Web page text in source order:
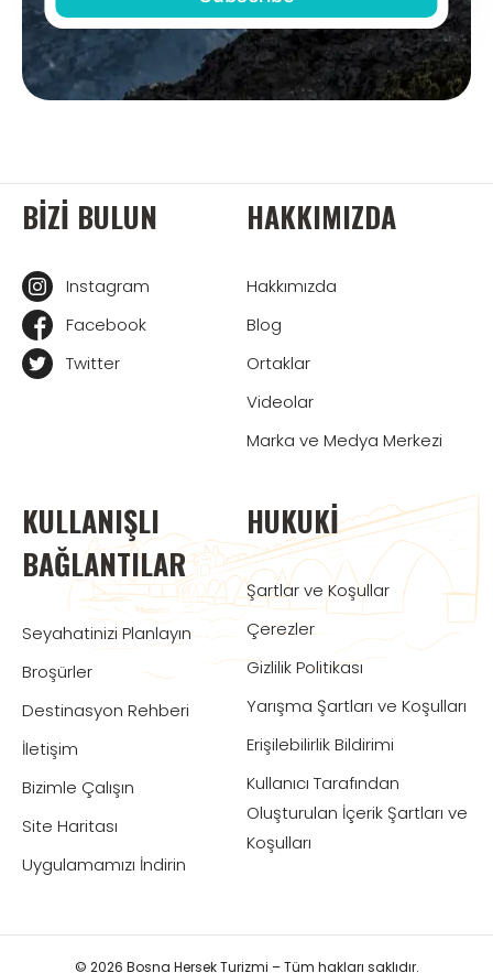
BIZI BULUN
Instagram
Facebook
Twitter
HAKKIMIZDA
Hakkımızda
Blog
Ortaklar
Videolar
Marka ve Medya Merkezi
KULLANIŞLI
BAĞLANTILAR
Seyahatinizi Planlayın
Broşürler
Destinasyon Rehberi
İletişim
Bizimle Çalışın
Site Haritası
Uygulamamızı İndirin
HUKUKI
Şartlar ve Koşullar
Çerezler
Gizlilik Politikası
Yarışma Şartları ve Koşulları
Erişilebilirlik Bildirimi
Kullanıcı Tarafından
Oluşturulan İçerik Şartları ve
Koşulları
© 2026 Bosna Hersek Turizmi – Tüm hakları saklıdır.